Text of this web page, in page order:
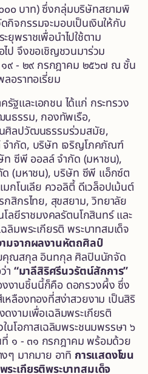
๐๐ บาท) ซึ่งกลุ่มบริษัทสยามพิ
จกรรมจะมอบเป็นเงินให้กับ
ยุพราชเพื่อนำไปใช้ตาม
ป จึงขอเชิญชวนมาร่วม
๑๙ - ๒๙ กรกฎาคม ๒๕๖๗ ณ ชั้น
อราทอเรี่ยม
รัฐและเอกชน ได้แก่ กระทรวง
ธรรม, กองทัพเรือ,
ศิลปวัฒนธรรมร่วมสมัย,
ำกัด, บริษัท เจริญโภคภัณฑ์
ท ซีพี ออลล์ จำกัด (มหาชน),
(มหาชน), บริษัท ซีพี แอ็กซ์ต
กโนเลีย ควอลิตี้ ดีเวล็อปเม้นต์
กสิกรไทย, สุขสยาม, วิทยาลัย
โลยีราชมงคลรัตนโกสินทร์ และ
ลิมพระเกียรติ พระบาทสมเด็จ
มจากผลงานหัตถศิลป์
คุณสกุล อินทกุล ศิลปินนักจัด
า “มาลีสิริศรีนวรัตน์สักการ”
งานชิ้นนี้ก็คือ ดอกรวงผึ้ง ซึ่ง
หลืองทองที่สง่าสวยงาม เป็นสิริ
งามเพื่อเฉลิมพระเกียรติ
นโอกาสเฉลิมพระชนมพรรษา ๖
๑ - ๓๑ กรกฎาคม พร้อมด้วย
ๆ มากมาย อาทิ การแสดงโขน
ะเกียรติพระบาทสมเด็จ